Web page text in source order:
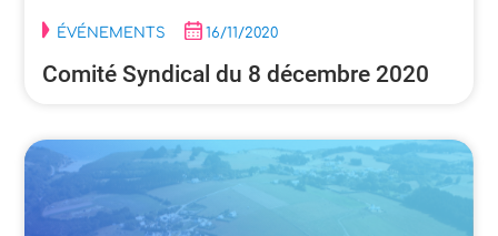
ÉVÉNEMENTS 16/11/2020
Comité Syndical du 8 décembre 2020